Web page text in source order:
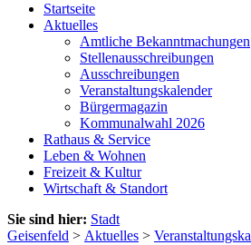
Startseite
Aktuelles
Amtliche Bekanntmachungen
Stellenausschreibungen
Ausschreibungen
Veranstaltungskalender
Bürgermagazin
Kommunalwahl 2026
Rathaus & Service
Leben & Wohnen
Freizeit & Kultur
Wirtschaft & Standort
Sie sind hier: Stadt
Geisenfeld > Aktuelles >